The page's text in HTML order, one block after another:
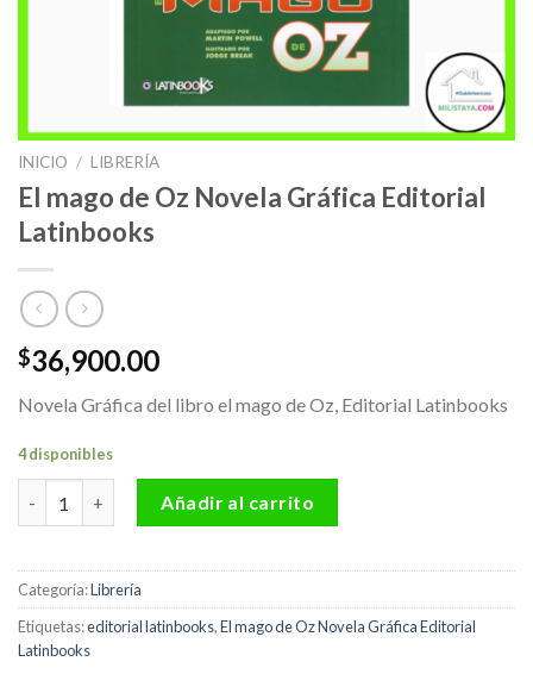
INICIO / LIBRERÍA
El mago de Oz Novela Gráfica Editorial
Latinbooks
$36,900.00
Novela Gráfica del libro el mago de Oz, Editorial Latinbooks
4 disponibles
Añadir al carrito
Categoría:Librería
Etiquetas:editorial latinbooks,El mago de Oz Novela Gráfica Editorial
Latinbooks